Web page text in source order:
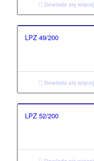
Dowiedz się więcej
LPZ 49/200
Dowiedz się więcej
LPZ 52/200